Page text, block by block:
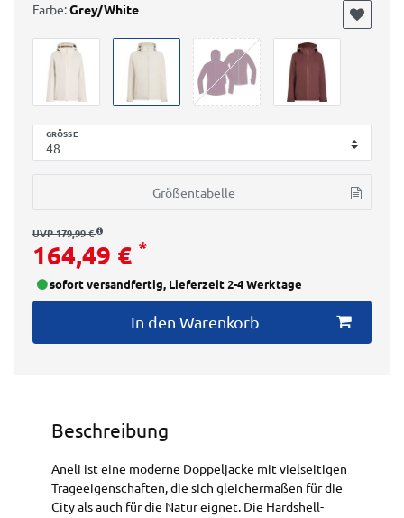
GRÖSSE
Größentabelle
Farbe:Grey/White
UVP 179,99 €
164,49 € *
sofort versandfertig, Lieferzeit 2-4 Werktage
In den Warenkorb
Beschreibung
Aneli ist eine moderne Doppeljacke mit vielseitigen
Trageeigenschaften, die sich gleichermaßen für die
City als auch für die Natur eignet. Die Hardshell-